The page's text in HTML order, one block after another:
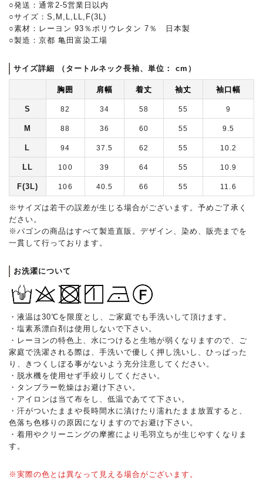
○発送：通常2-5営業日以内
○サイズ：S,M,L,LL,F(3L)
○素材：レーヨン 93％ポリウレタン 7％ 日本製
○製造：京都 亀田富染工場
サイズ詳細 （タートルネック長袖、単位： cm）
胸囲 肩幅 着丈 袖丈 袖口幅
S 82 34 58 55 9
M 88 36 60 55 9.5
L 94 37.5 62 55 10.2
LL 100 39 64 55 10.9
F(3L) 106 40.5 66 55 11.6
※サイズは若干の誤差が生じる場合がございます。予めご了承く
ださい。
※パゴンの商品はすべて製造直販。デザイン、染め、販売までを
一貫して行っております。
お洗濯について
・液温は30℃を限度とし、ご家庭でも手洗いして頂けます。
・塩素系漂白剤は使用しないで下さい。
・レーヨンの特色上、水につけると生地が弱くなりますので、ご
家庭で洗濯される際は、手洗いで優しく押し洗いし、ひっぱった
り、きつくしぼる事がないよう充分注意してください。
・脱水機を使用せず手絞りしてください。
・タンブラー乾燥はお避け下さい。
・アイロンは当て布をし、低温であてて下さい。
・汗がついたままや長時間水に漬けたり濡れたまま放置すると、
色落ち色移りの原因になりますのでお避け下さい。
・着用やクリーニングの摩擦により毛羽立ちが生じやすくなりま
す。
※実際の色とは異なって見える場合がございます。